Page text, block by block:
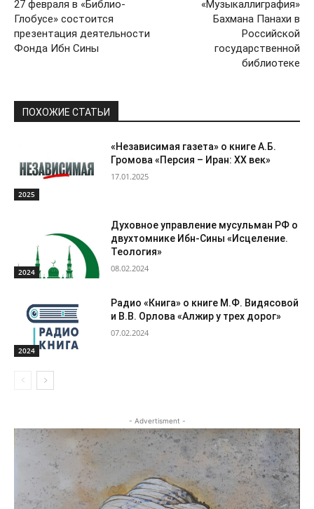
27 февраля в «Библио-
Глобусе» состоится
презентация деятельности
Фонда Ибн Сины
«Музыкаллиграфия»
Бахмана Панахи в
Российской
государственной
библиотеке
ПОХОЖИЕ СТАТЬИ
2025
«Независимая газета» о книге А.Б.
Громова «Персия – Иран: ХХ век»
17.01.2025
2024
Духовное управление мусульман РФ о
двухтомнике Ибн-Сины «Исцеление.
Теология»
08.02.2024
2024
Радио «Книга» о книге М.Ф. Видясовой
и В.В. Орлова «Алжир у трех дорог»
07.02.2024
- Advertisment -